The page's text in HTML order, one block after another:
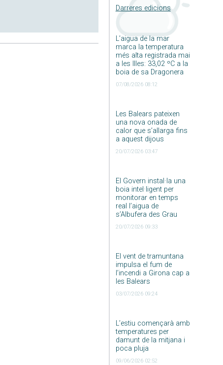
Darreres edicions
L’aigua de la mar
marca la temperatura
més alta registrada mai
a les Illes: 33,02 ºC a la
boia de sa Dragonera
07/08/2026 08:12
Les Balears pateixen
una nova onada de
calor que s’allarga fins
a aquest dijous
20/07/2026 03:47
El Govern instal·la una
boia intel·ligent per
monitorar en temps
real l’aigua de
s’Albufera des Grau
20/07/2026 09:33
El vent de tramuntana
impulsa el fum de
l’incendi a Girona cap a
les Balears
03/07/2026 09:24
L’estiu començarà amb
temperatures per
damunt de la mitjana i
poca pluja
09/06/2026 02:52